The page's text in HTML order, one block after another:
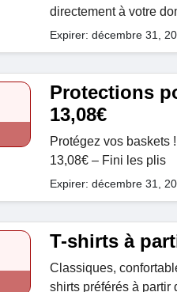
directement à votre
Expirer: décembre 31,
Protections
13,08€
Protégez vos baskets
13,08€ – Fini les plis
Expirer: décembre 31,
T-shirts à
Classiques,
shirts préférés à partir